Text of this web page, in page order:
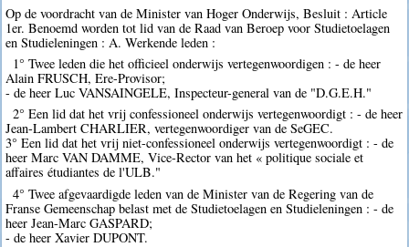
Op de voordracht van de Minister van Hoger Onderwijs, Besluit : Article
1er. Benoemd worden tot lid van de Raad van Beroep voor Studietoelagen
en Studieleningen : A. Werkende leden :
1° Twee leden die het officieel onderwijs vertegenwoordigen : - de heer
Alain FRUSCH, Ere-Provisor;
- de heer Luc VANSAINGELE, Inspecteur-general van de "D.G.E.H."
2° Een lid dat het vrij confessioneel onderwijs vertegenwoordigt : - de heer
Jean-Lambert CHARLIER, vertegenwoordiger van de SeGEC.
3° Een lid dat het vrij niet-confessioneel onderwijs vertegenwoordigt : - de
heer Marc VAN DAMME, Vice-Rector van het « politique sociale et
affaires étudiantes de l'ULB."
4° Twee afgevaardigde leden van de Minister van de Regering van de
Franse Gemeenschap belast met de Studietoelagen en Studieleningen : - de
heer Jean-Marc GASPARD;
- de heer Xavier DUPONT.